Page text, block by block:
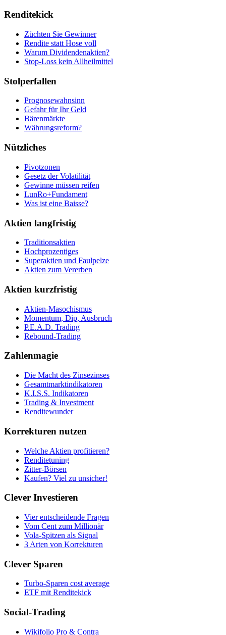
Renditekick
Züchten Sie Gewinner
Rendite statt Hose voll
Warum Dividendenaktien?
Stop-Loss kein Allheilmittel
Stolperfallen
Prognosewahnsinn
Gefahr für Ihr Geld
Bärenmärkte
Währungsreform?
Nützliches
Pivotzonen
Gesetz der Volatilität
Gewinne müssen reifen
LunRo+Fundament
Was ist eine Baisse?
Aktien langfristig
Traditionsaktien
Hochprozentiges
Superaktien und Faulpelze
Aktien zum Vererben
Aktien kurzfristig
Aktien-Masochismus
Momentum, Dip, Ausbruch
P.E.A.D. Trading
Rebound-Trading
Zahlenmagie
Die Macht des Zinsezinses
Gesamtmarktindikatoren
K.I.S.S. Indikatoren
Trading & Investment
Renditewunder
Korrekturen nutzen
Welche Aktien profitieren?
Renditetuning
Zitter-Börsen
Kaufen? Viel zu unsicher!
Clever Investieren
Vier entscheidende Fragen
Vom Cent zum Millionär
Vola-Spitzen als Signal
3 Arten von Korrekturen
Clever Sparen
Turbo-Sparen cost average
ETF mit Renditekick
Social-Trading
Wikifolio Pro & Contra